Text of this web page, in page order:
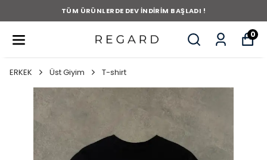
TÜM ÜRÜNLERDE DEV İNDİRİM BAŞLADI !
0
ERKEK Üst Giyim T-shirt